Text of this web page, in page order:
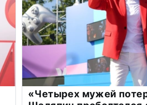
«Четырех мужей